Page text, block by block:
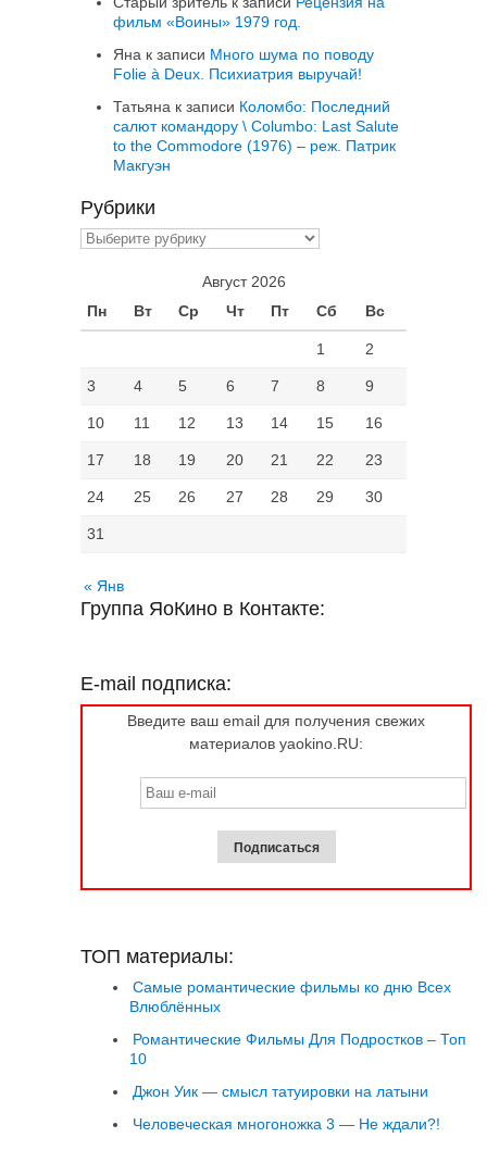
фильм «Воины» 1979 год.
Яна к записи Много шума по поводу
Folie à Deux. Психиатрия выручай!
Татьяна к записи Коломбо: Последний
салют командору \ Columbo: Last Salute
to the Commodore (1976) – реж. Патрик
Макгуэн
Рубрики
Рубрики
Август 2026
Пн
Вт Ср Чт Пт Сб Вс
1 2
3 4 5 6 7 8 9
10 11 12 13 14 15 16
17 18 19 20 21 22 23
24 25 26 27 28 29 30
31
« Янв
Группа ЯоКино в Контакте:
E-mail подписка:
Введите ваш email для получения свежих
материалов yaokino.RU:
ТОП материалы:
Самые романтические фильмы ко дню Всех
Влюблённых
Романтические Фильмы Для Подростков – Топ
10
Джон Уик — смысл татуировки на латыни
Человеческая многоножка 3 — Не ждали?!